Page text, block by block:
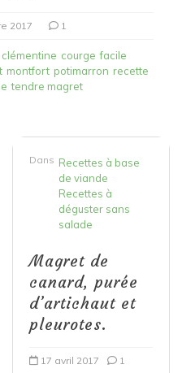
2017 1
clémentine courge facile
montfort potimarron recette
tendre magret
Dans Recettes à base
de viande
Recettes à
déguster sans
salade
Magret de
canard, purée
d’artichaut et
pleurotes.
17 avril 2017 1